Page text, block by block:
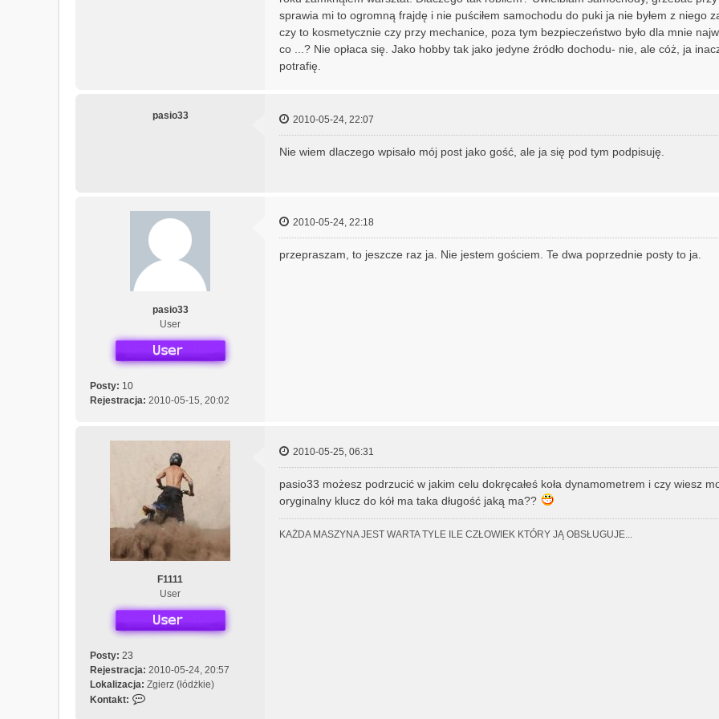
sprawia mi to ogromną frajdę i nie puściłem samochodu do puki ja nie byłem z niego
czy to kosmetycznie czy przy mechanice, poza tym bezpieczeństwo było dla mnie
co ...? Nie opłaca się. Jako hobby tak jako jedyne źródło dochodu- nie, ale cóż, ja
potrafię.
pasio33 2010-05-24, 22:07
Nie wiem dlaczego wpisało mój post jako gość, ale ja się pod tym podpisuję.
pasio33
User
Posty: 10
Rejestracja: 2010-05-15, 20:02
2010-05-24, 22:18
przepraszam, to jeszcze raz ja. Nie jestem gościem. Te dwa poprzednie posty to ja.
F1111
User
Posty: 23
Rejestracja: 2010-05-24, 20:57
Lokalizacja: Zgierz (łódżkie)
Kontakt:
2010-05-25, 06:31
pasio33 możesz podrzucić w jakim celu dokręcałeś koła dynamometrem i czy wiesz
oryginalny klucz do kół ma taka długość jaką ma??
KAŻDA MASZYNA JEST WARTA TYLE ILE CZŁOWIEK KTÓRY JĄ OBSŁUGUJE...